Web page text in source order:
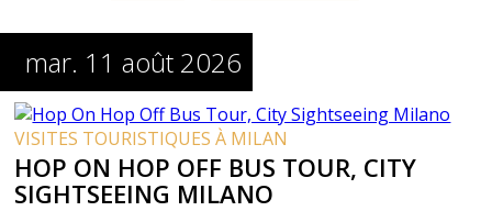
mar. 11 août 2026
VISITES TOURISTIQUES À MILAN
HOP ON HOP OFF BUS TOUR, CITY
SIGHTSEEING MILANO